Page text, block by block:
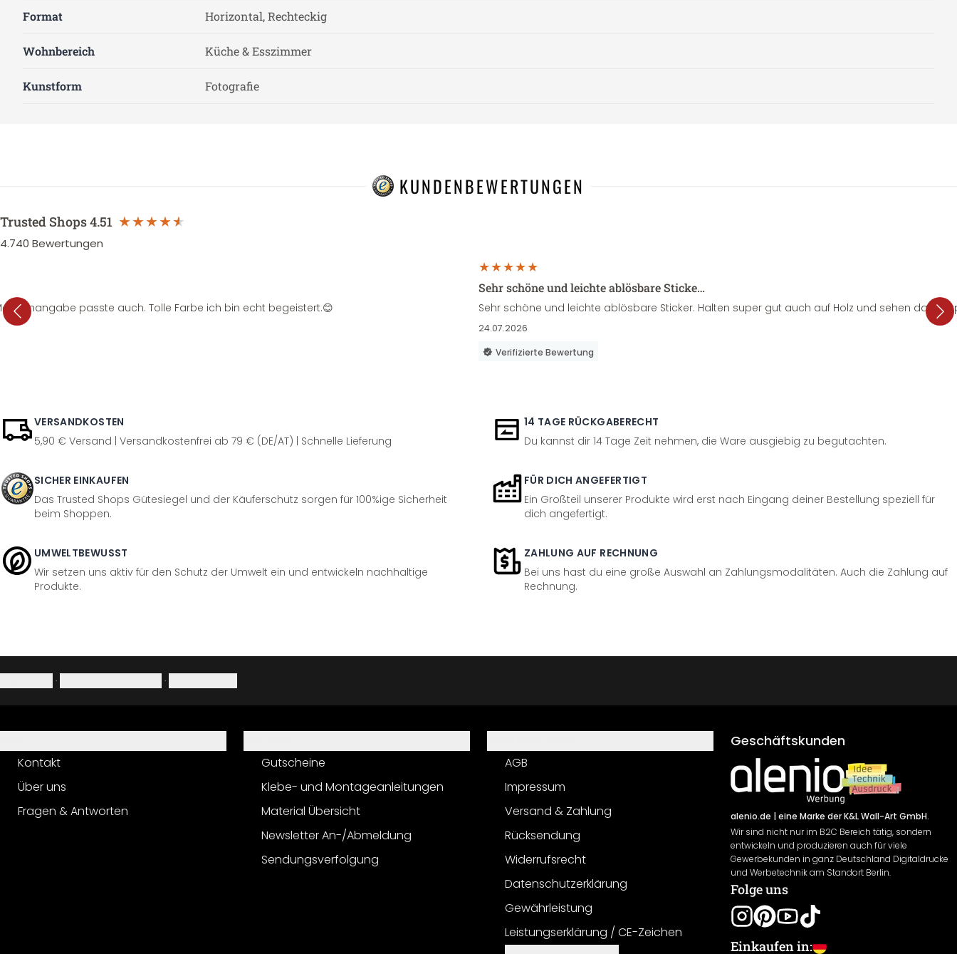
Format Horizontal, Rechteckig
Wohnbereich Küche & Esszimmer
Kunstform Fotografie
KUNDENBEWERTUNGEN
Trusted Shops4.51
4.740 Bewertungen
passte auch. Tolle Farbe ich bin echt begeistert.😊
Sehr schöne und leichte ablösbare Sticke…
Sehr schöne und leichte ablösbare Sticker. Halten super gut auch auf Holz und sehen dazu
24.07.2026
Verifizierte Bewertung
VERSANDKOSTEN
5,90 € Versand | Versandkostenfrei ab 79 € (DE/AT) | Schnelle Lieferung
14 TAGE RÜCKGABERECHT
Du kannst dir 14 Tage Zeit nehmen, die Ware ausgiebig zu begutachten.
SICHER EINKAUFEN
Das Trusted Shops Gütesiegel und der Käuferschutz sorgen für 100%ige Sicherheit
beim Shoppen.
FÜR DICH ANGEFERTIGT
Ein Großteil unserer Produkte wird erst nach Eingang deiner Bestellung speziell für
dich angefertigt.
UMWELTBEWUSST
Wir setzen uns aktiv für den Schutz der Umwelt ein und entwickeln nachhaltige
Produkte.
ZAHLUNG AUF RECHNUNG
Bei uns hast du eine große Auswahl an Zahlungsmodalitäten. Auch die Zahlung auf
Rechnung.
· ·
Kontakt
Über uns
Fragen & Antworten
Gutscheine
Klebe- und Montageanleitungen
Material Übersicht
Newsletter An-/Abmeldung
Sendungsverfolgung
AGB
Impressum
Versand & Zahlung
Rücksendung
Widerrufsrecht
Datenschutzerklärung
Gewährleistung
Leistungserklärung / CE-Zeichen
Geschäftskunden
alenio.de | eine Marke der K&L Wall-Art GmbH.
Wir sind nicht nur im B2C Bereich tätig, sondern
entwickeln und produzieren auch für viele
Gewerbekunden in ganz Deutschland Digitaldrucke
und Werbetechnik am Standort Berlin.
Folge uns
Einkaufen in: